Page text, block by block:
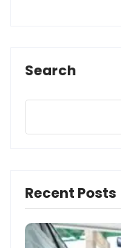
Search
Recent Posts